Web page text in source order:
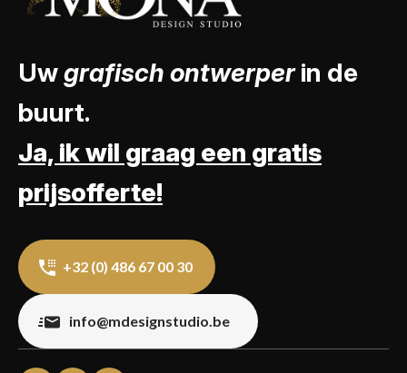
Uwgrafisch ontwerperin de
buurt.
Ja, ik wil graag een gratis
prijsofferte!
+32 (0) 486 67 00 30
info@mdesignstudio.be